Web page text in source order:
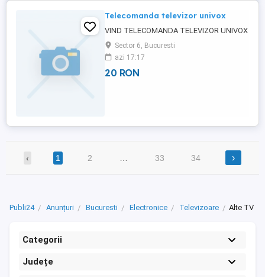
Telecomanda televizor univox
VIND TELECOMANDA TELEVIZOR UNIVOX
Sector 6, Bucuresti
azi 17:17
20 RON
‹ 1 2 33 34 ›
Publi24 Anunțuri Bucuresti Electronice Televizoare Alte TV
Categorii
Județe